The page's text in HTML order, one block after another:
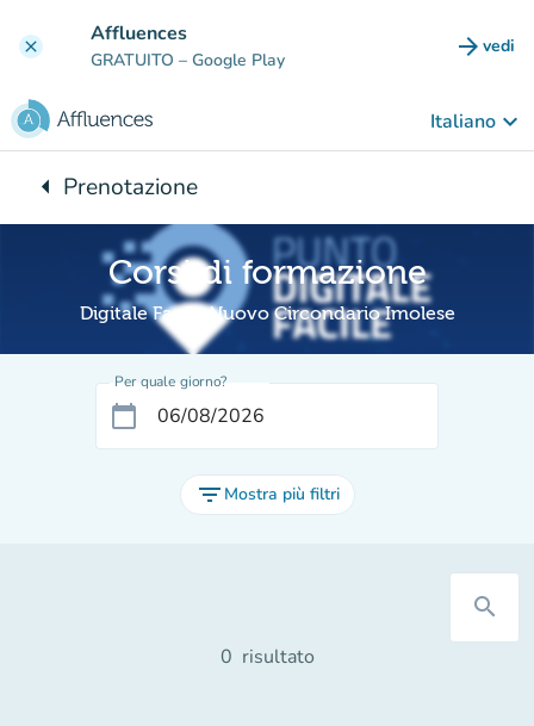
clear Affluences
GRATUITO – Google Play arrow_forward vedi
Italiano keyboard_arrow_down
arrow_leftTorna a:
Prenotazione
Corsi di formazione
Digitale Facile Nuovo Circondario Imolese
Per quale giorno?
calendar_today
filter_list Mostra più filtri
search
0 risultato